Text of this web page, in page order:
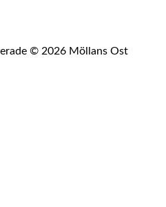
© 2026 Möllans Ost